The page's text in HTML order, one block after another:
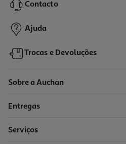
20,61 €
-10%
Contacto
Ajuda
Trocas e Devoluções
Sobre a Auchan
Entregas
Serviços